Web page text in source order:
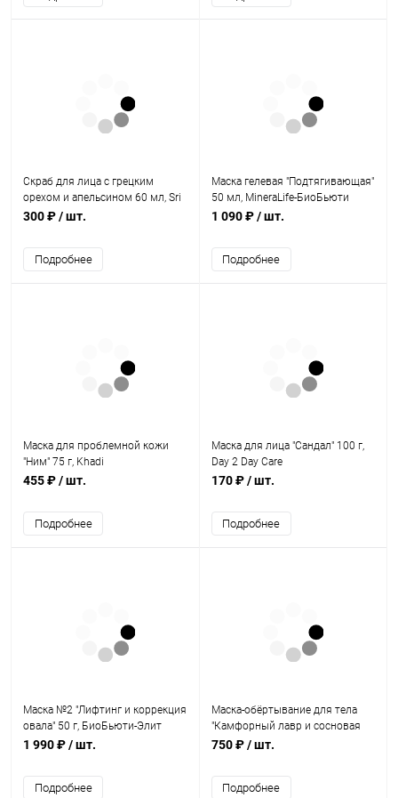
Скраб для лица с грецким
орехом и апельсином 60 мл, Sri
Sri Tattva
300 ₽/ шт.
Подробнее
Маска гелевая "Подтягивающая"
50 мл, MineraLife-БиоБьюти
1 090 ₽/ шт.
Подробнее
Маска для проблемной кожи
"Ним" 75 г, Khadi
455 ₽/ шт.
Подробнее
Маска для лица "Сандал" 100 г,
Day 2 Day Care
170 ₽/ шт.
Подробнее
Маска №2 "Лифтинг и коррекция
овала" 50 г, БиоБьюти-Элит
1 990 ₽/ шт.
Подробнее
Маска-обёртывание для тела
"Камфорный лавр и сосновая
живица" 500 мл, Jurassic Spa
750 ₽/ шт.
Подробнее